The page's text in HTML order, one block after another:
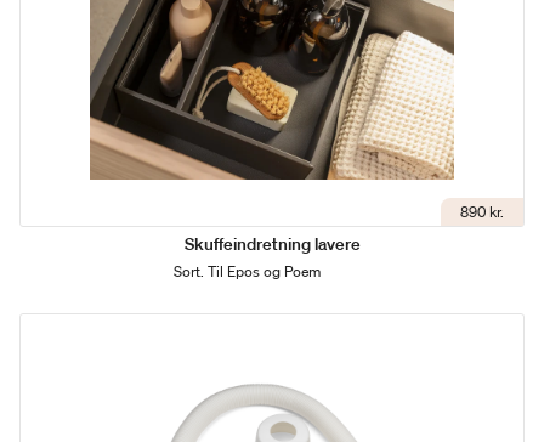
890 kr.
Skuffeindretning lavere
Sort. Til Epos og Poem